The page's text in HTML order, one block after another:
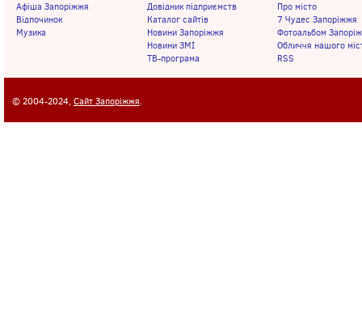
Афіша Запоріжжя
Відпочинок
Музика
Довідник підприємств
Каталог сайтів
Новини Запоріжжя
Новини ЗМІ
ТВ-програма
Про місто
7 Чудес Запоріжжя
Фотоальбом
Обличчя нашого
RSS
© 2004-2024, Сайт Запоріжжя.